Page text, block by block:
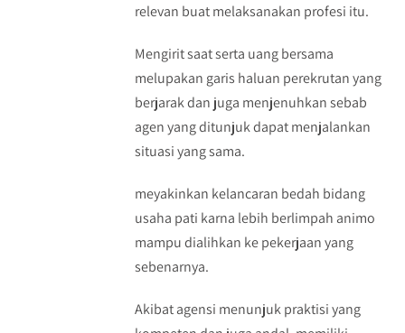
relevan buat melaksanakan profesi itu.
Mengirit saat serta uang bersama
melupakan garis haluan perekrutan yang
berjarak dan juga menjenuhkan sebab
agen yang ditunjuk dapat menjalankan
situasi yang sama.
meyakinkan kelancaran bedah bidang
usaha pati karna lebih berlimpah animo
mampu dialihkan ke pekerjaan yang
sebenarnya.
Akibat agensi menunjuk praktisi yang